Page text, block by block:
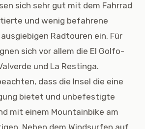
sich sehr gut mit dem Fahrrad
und wenig befahrene
Radtouren ein. Für
sich vor allem die El Golfo-
und La Restinga.
dass die Insel die eine
bietet und unbefestigte
mit einem Mountainbike am
Neben dem Windsurfen auf